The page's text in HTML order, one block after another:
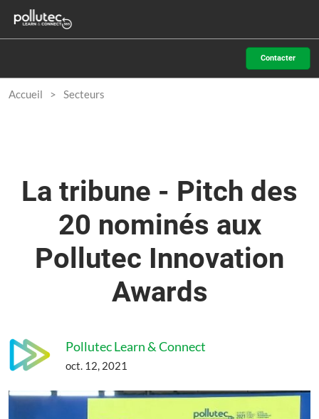
Accéder
au
contenu
Contacter
Accueil Secteurs
La tribune - Pitch des
20 nominés aux
Pollutec Innovation
Awards
Pollutec Learn & Connect
oct. 12, 2021